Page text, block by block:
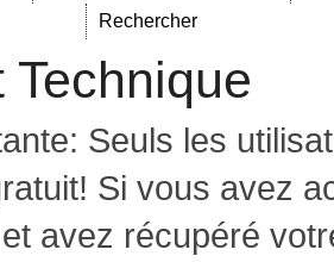
Rechercher
Technique
Seuls les
Si vous avez
avez récupéré